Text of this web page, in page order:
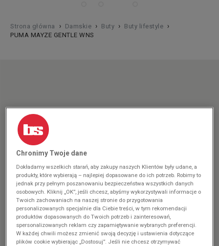
Strona główna › Damskie › Buty › Buty lifestyle ›
PUMA MAYZE GENTLE WNS
Chronimy Twoje dane
Dokładamy wszelkich starań, aby zakupy naszych Klientów były udane, a
produkty, które wybierają – najlepiej dopasowane do ich potrzeb. Robimy to
jednak przy pełnym poszanowaniu bezpieczeństwa wszystkich danych
osobowych. Kliknij „OK”, jeśli chcesz, abyśmy wykorzystywali informacje o
Twoich zachowaniach na naszej stronie do przygotowania
personalizowanych specjalnie dla Ciebie treści, w tym rekomendacji
produktów dopasowanych do Twoich potrzeb i zainteresowań,
spersonalizowanych reklam czy zapamiętywanie wybranych preferencji.
W każdej chwili możesz zmienić swoją decyzję i ustawienia dotyczące
plików cookie wybierając „Dostosuj”. Jeśli nie chcesz otrzymywać